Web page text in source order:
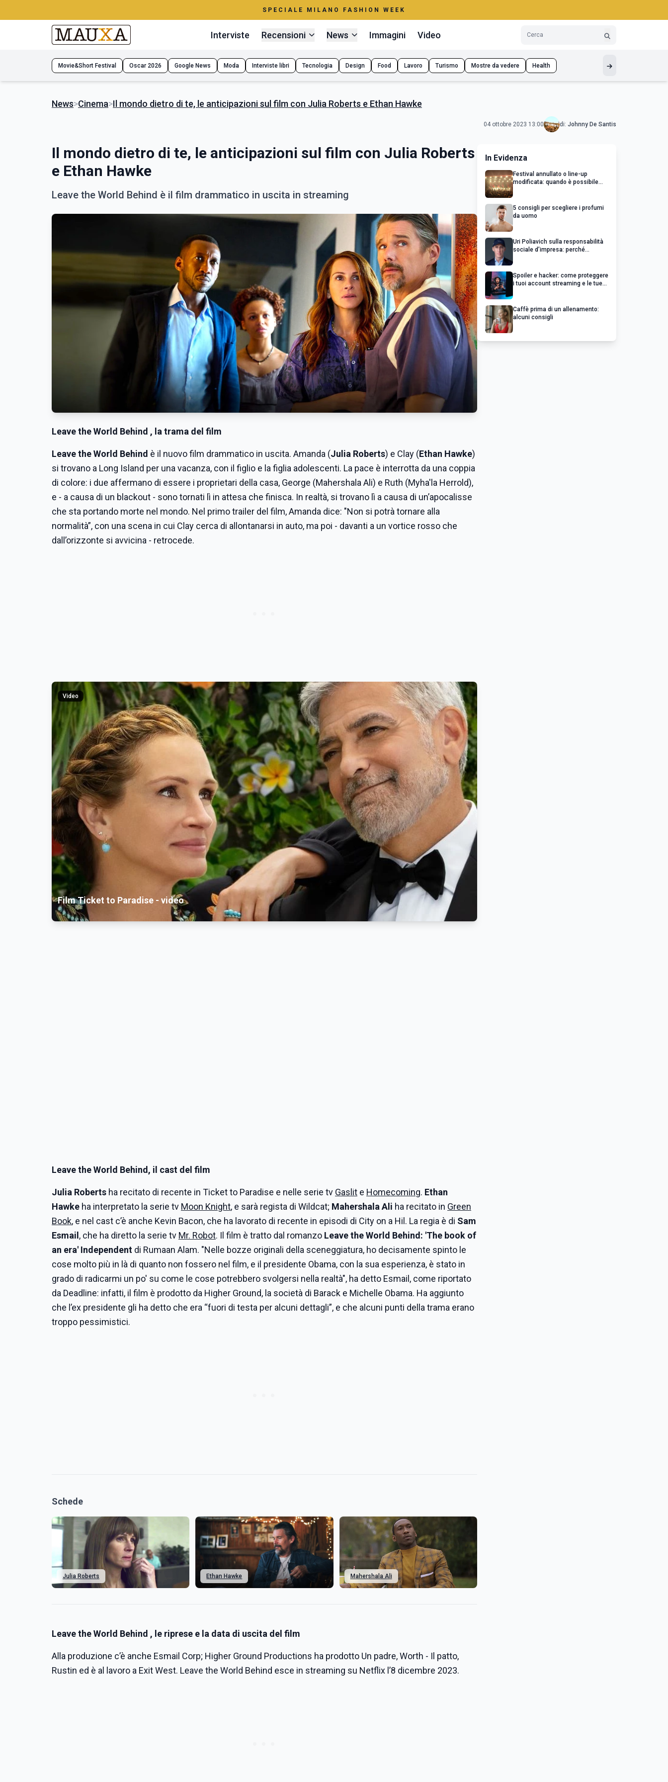
SPECIALE MILANO FASHION WEEK
Interviste Recensioni News Immagini Video
Movie&Short Festival Oscar 2026 Google News Moda Interviste libri Tecnologia Design Food Lavoro Turismo Mostre da vedere Health
News>Cinema>Il mondo dietro di te, le anticipazioni sul film con Julia Roberts e Ethan Hawke
04 ottobre 2023 13:00 di: Johnny De Santis
Il mondo dietro di te, le anticipazioni sul film con Julia Roberts
e Ethan Hawke
Leave the World Behind è il film drammatico in uscita in streaming
Leave the World Behind , la trama del film
Leave the World Behind è il nuovo film drammatico in uscita. Amanda (Julia Roberts) e Clay (Ethan Hawke)
si trovano a Long Island per una vacanza, con il figlio e la figlia adolescenti. La pace è interrotta da una coppia
di colore: i due affermano di essere i proprietari della casa, George (Mahershala Ali) e Ruth (Myha'la Herrold),
e - a causa di un blackout - sono tornati lì in attesa che finisca. In realtà, si trovano lì a causa di un’apocalisse
che sta portando morte nel mondo. Nel primo trailer del film, Amanda dice: "Non si potrà tornare alla
normalità”, con una scena in cui Clay cerca di allontanarsi in auto, ma poi - davanti a un vortice rosso che
dall’orizzonte si avvicina - retrocede.
Video
Film Ticket to Paradise - video
Leave the World Behind, il cast del film
Julia Roberts ha recitato di recente in Ticket to Paradise e nelle serie tv Gaslit e Homecoming. Ethan
Hawke ha interpretato la serie tv Moon Knight, e sarà regista di Wildcat; Mahershala Ali ha recitato in Green
Book, e nel cast c’è anche Kevin Bacon, che ha lavorato di recente in episodi di City on a Hil. La regia è di Sam
Esmail , che ha diretto la serie tv Mr. Robot. Il film è tratto dal romanzo Leave the World Behind: 'The book of
an era' Independent di Rumaan Alam. "Nelle bozze originali della sceneggiatura, ho decisamente spinto le
cose molto più in là di quanto non fossero nel film, e il presidente Obama, con la sua esperienza, è stato in
grado di radicarmi un po' su come le cose potrebbero svolgersi nella realtà", ha detto Esmail, come riportato
da Deadline: infatti, il film è prodotto da Higher Ground, la società di Barack e Michelle Obama. Ha aggiunto
che l’ex presidente gli ha detto che era “fuori di testa per alcuni dettagli”, e che alcuni punti della trama erano
troppo pessimistici.
Schede
Julia Roberts Ethan Hawke Mahershala Ali
Leave the World Behind , le riprese e la data di uscita del film
Alla produzione c’è anche Esmail Corp; Higher Ground Productions ha prodotto Un padre, Worth - Il patto,
Rustin ed è al lavoro a Exit West. Leave the World Behind esce in streaming su Netflix l’8 dicembre 2023.
In Evidenza
Festival annullato o line-up
modificata: quando è possibile
5 consigli per scegliere i profumi
da uomo
Uri Poliavich sulla responsabilità
sociale d’impresa: perché
Spoiler e hacker: come proteggere
i tuoi account streaming e le tue
Caffè prima di un allenamento:
alcuni consigli